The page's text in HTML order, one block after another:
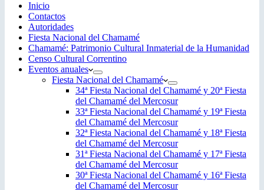
Inicio
Contactos
Autoridades
Fiesta Nacional del Chamamé
Chamamé: Patrimonio Cultural Inmaterial de la Humanidad
Censo Cultural Correntino
Eventos anuales
Fiesta Nacional del Chamamé
34ª Fiesta Nacional del Chamamé y 20ª Fiesta
del Chamamé del Mercosur
33ª Fiesta Nacional del Chamamé y 19ª Fiesta
del Chamamé del Mercosur
32ª Fiesta Nacional del Chamamé y 18ª Fiesta
del Chamamé del Mercosur
31ª Fiesta Nacional del Chamamé y 17ª Fiesta
del Chamamé del Mercosur
30ª Fiesta Nacional del Chamamé y 16ª Fiesta
del Chamamé del Mercosur